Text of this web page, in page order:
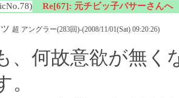
Re[67]: 元チビッ子バサーさんへ
超 アングラー(283回)-(2008/11/01(Sat) 09:20:26)
、何故意欲が無く
。